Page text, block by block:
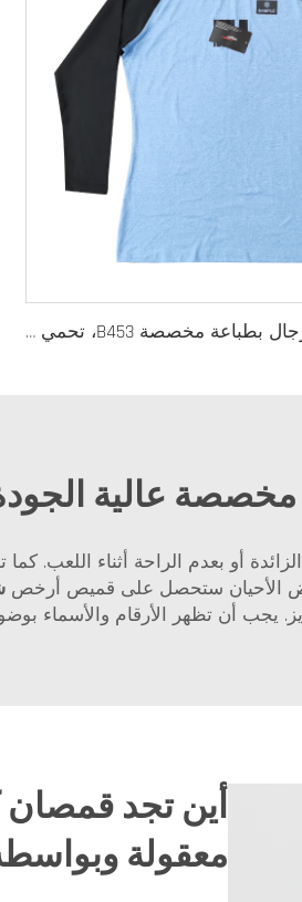
قمصان ضغط للرجال بطباعة مخصصة B453، تحمي من الأشعة فوق البنفسجية وجافة سريعاً ومناسبة للسباحة وركوب الأمواج
عالية
الأحيان ستحصل على قميص أرخص
يجب أن تظهر الأرقام والأسماء
أين تجد
معقولة